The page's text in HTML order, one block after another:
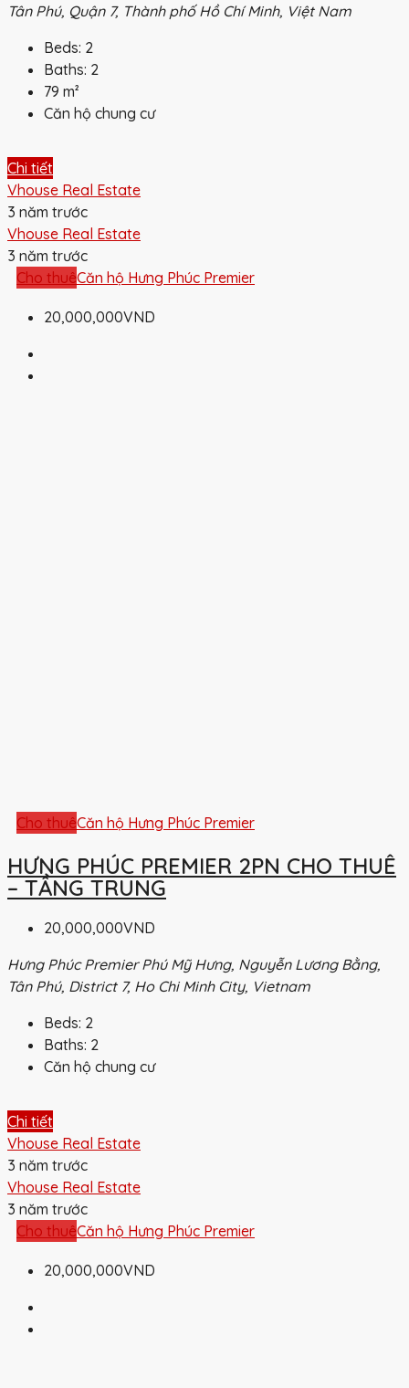
Tân Phú, Quận 7, Thành phố Hồ Chí Minh, Việt Nam
Beds: 2
Baths: 2
79 m²
Căn hộ chung cư
Chi tiết
Vhouse Real Estate
3 năm trước
Vhouse Real Estate
3 năm trước
Cho thuêCăn hộ Hưng Phúc Premier
20,000,000VND
Cho thuêCăn hộ Hưng Phúc Premier
HƯNG PHÚC PREMIER 2PN CHO THUÊ
– TẦNG TRUNG
20,000,000VND
Hưng Phúc Premier Phú Mỹ Hưng, Nguyễn Lương Bằng,
Tân Phú, District 7, Ho Chi Minh City, Vietnam
Beds: 2
Baths: 2
Căn hộ chung cư
Chi tiết
Vhouse Real Estate
3 năm trước
Vhouse Real Estate
3 năm trước
Cho thuêCăn hộ Hưng Phúc Premier
20,000,000VND